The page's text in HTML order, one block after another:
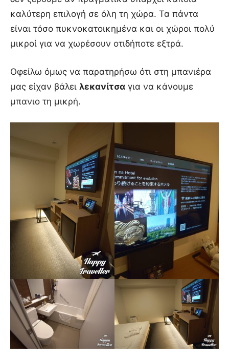
καλύτερη επιλογή σε όλη τη χώρα. Τα πάντα
είναι τόσο πυκνοκατοικημένα και οι χώροι πολύ
μικροί για να χωρέσουν οτιδήποτε εξτρά.
Οφείλω όμως να παρατηρήσω ότι στη μπανιέρα
μας είχαν βάλει λεκανίτσα για να κάνουμε
μπανιο τη μικρή.